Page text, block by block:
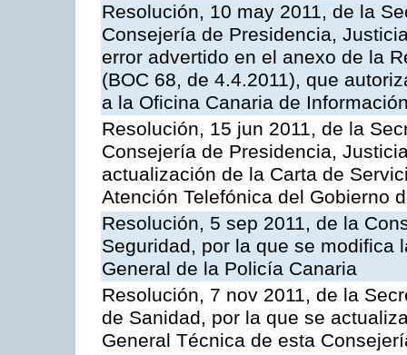
Resolución, 10 may 2011, de la
Consejería de Presidencia,
error advertido en el anexo de la
(BOC 68, de 4.4.2011), que
a la Oficina Canaria de
Resolución, 15 jun 2011, de la
Consejería de Presidencia,
actualización de la Carta de
Atención Telefónica del Gobierno
Resolución, 5 sep 2011, de la
Seguridad, por la que se modifica
General de la Policía Canaria
Resolución, 7 nov 2011, de la
de Sanidad, por la que se
General Técnica de esta